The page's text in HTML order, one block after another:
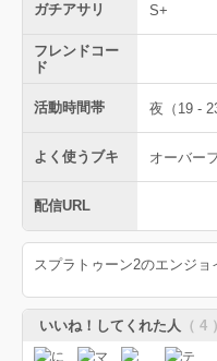
ガチアサリ S+
フレンドコー
ド
活動時間帯 夜（19 -
よく使うブキ オーバー
配信URL
スプラトゥーン2のエンジ
いいね！してくれた人 （ 4 ）